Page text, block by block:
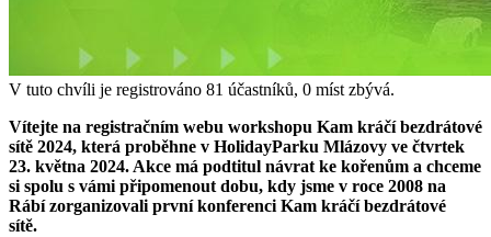
V tuto chvíli je registrováno 81 účastníků, 0 míst zbývá.
Vítejte na registračním webu workshopu Kam kráčí bezdrátové
sítě 2024, která proběhne v HolidayParku Mlázovy ve čtvrtek
23. května 2024. Akce má podtitul návrat ke kořenům a chceme
si spolu s vámi připomenout dobu, kdy jsme v roce 2008 na
Rábí zorganizovali první konferenci Kam kráčí bezdrátové
sítě.